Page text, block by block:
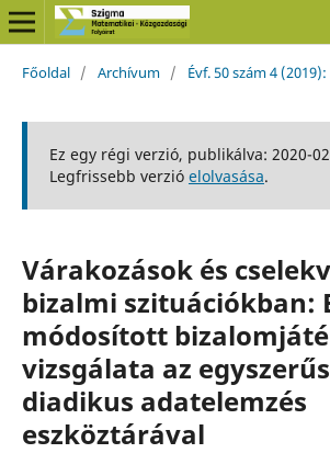
Főoldal / Archívum / Évf. 50 szám 4
Ez egy régi verzió, publikálva: 2020-
Legfrissebb verzió elolvasása.
Várakozások és
bizalmi szituációkban:
módosított
vizsgálata az
diadikus adatelemzés
eszköztárával